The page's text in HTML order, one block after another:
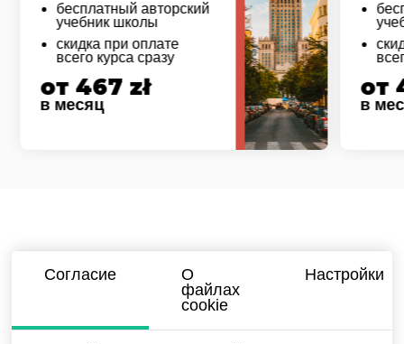
Согласие
О
файлах
cookie
Настройки
бесплатный авторский
учебник школы
скидка при оплате
всего курса сразу
от 467 zł
в месяц
от
в
1 место среди
всех языковых
школ Польши